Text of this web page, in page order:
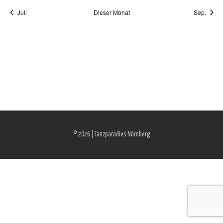
Juli Dieser Monat Sep.
© 2026 | Tanzparadies Nürnberg